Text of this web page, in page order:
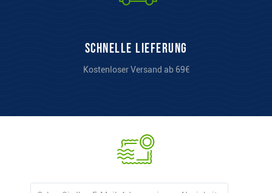
Schnelle Lieferung
Kostenloser Versand ab 69€